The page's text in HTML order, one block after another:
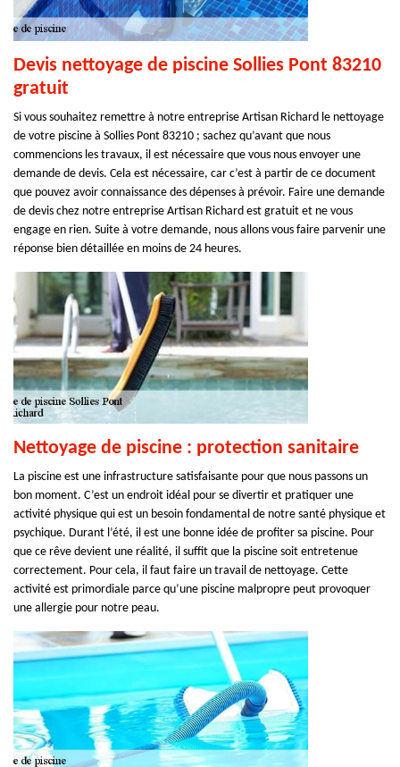
Devis nettoyage de piscine Sollies Pont 83210
gratuit
Si vous souhaitez remettre à notre entreprise Artisan Richard le nettoyage
de votre piscine à Sollies Pont 83210 ; sachez qu’avant que nous
commencions les travaux, il est nécessaire que vous nous envoyer une
demande de devis. Cela est nécessaire, car c’est à partir de ce document
que pouvez avoir connaissance des dépenses à prévoir. Faire une demande
de devis chez notre entreprise Artisan Richard est gratuit et ne vous
engage en rien. Suite à votre demande, nous allons vous faire parvenir une
réponse bien détaillée en moins de 24 heures.
Nettoyage de piscine : protection sanitaire
La piscine est une infrastructure satisfaisante pour que nous passons un
bon moment. C’est un endroit idéal pour se divertir et pratiquer une
activité physique qui est un besoin fondamental de notre santé physique et
psychique. Durant l’été, il est une bonne idée de profiter sa piscine. Pour
que ce rêve devient une réalité, il suffit que la piscine soit entretenue
correctement. Pour cela, il faut faire un travail de nettoyage. Cette
activité est primordiale parce qu’une piscine malpropre peut provoquer
une allergie pour notre peau.